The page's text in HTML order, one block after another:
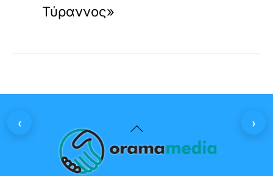
Τύραννος»
Back
To
‹ ›